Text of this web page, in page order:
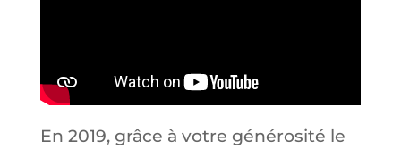
En 2019, grâce à votre générosité le